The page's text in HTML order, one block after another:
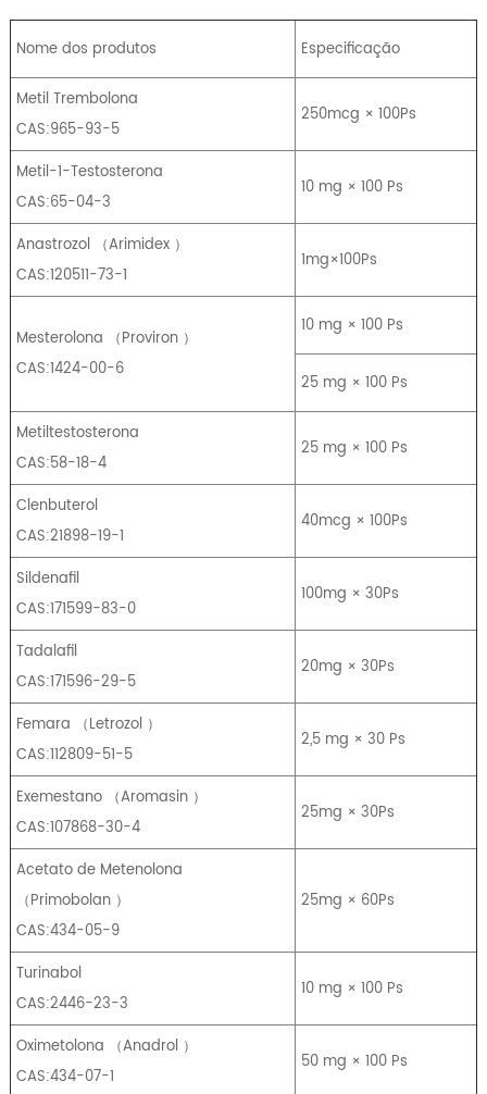
Nome dos produtos Especificação
Metil Trembolona
CAS:965-93-5
250mcg × 100Ps
Metil-1-Testosterona
CAS:65-04-3
10 mg × 100 Ps
Anastrozol （Arimidex ）
CAS:120511-73-1
1mg×100Ps
Mesterolona （Proviron ）
CAS:1424-00-6
10 mg × 100 Ps
25 mg × 100 Ps
Metiltestosterona
CAS:58-18-4
25 mg × 100 Ps
Clenbuterol
CAS:21898-19-1
40mcg × 100Ps
Sildenafil
CAS:171599-83-0
100mg × 30Ps
Tadalafil
CAS:171596-29-5
20mg × 30Ps
Femara （Letrozol ）
CAS:112809-51-5
2,5 mg × 30 Ps
Exemestano （Aromasin ）
CAS:107868-30-4
25mg × 30Ps
Acetato de Metenolona
（Primobolan ）
CAS:434-05-9
25mg × 60Ps
Turinabol
CAS:2446-23-3
10 mg × 100 Ps
Oximetolona （Anadrol ）
CAS:434-07-1
50 mg × 100 Ps